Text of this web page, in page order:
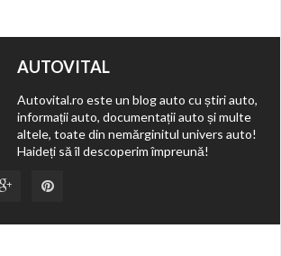
AUTOVITAL
Autovital.ro este un blog auto cu știri auto,
informații auto, documentații auto și multe
altele, toate din nemărginitul univers auto!
Haideți să îl descoperim împreună!